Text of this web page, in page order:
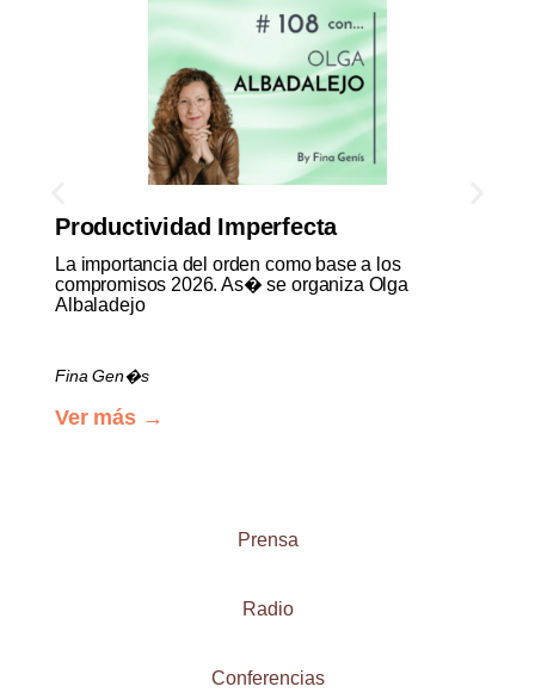
Prensa
Radio
Conferencias
Productividad Imperfecta
La importancia del orden como base a los
compromisos 2026. As� se organiza Olga
Albaladejo
Fina Gen�s
Ver más →